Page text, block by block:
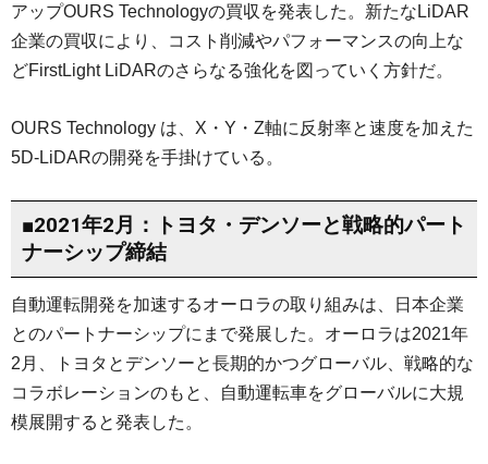
アップOURS Technologyの買収を発表した。新たなLiDAR
企業の買収により、コスト削減やパフォーマンスの向上な
どFirstLight LiDARのさらなる強化を図っていく方針だ。
OURS Technology は、X・Y・Z軸に反射率と速度を加えた
5D-LiDARの開発を手掛けている。
■2021年2月：トヨタ・デンソーと戦略的パート
ナーシップ締結
自動運転開発を加速するオーロラの取り組みは、日本企業
とのパートナーシップにまで発展した。オーロラは2021年
2月、トヨタとデンソーと長期的かつグローバル、戦略的な
コラボレーションのもと、自動運転車をグローバルに大規
模展開すると発表した。